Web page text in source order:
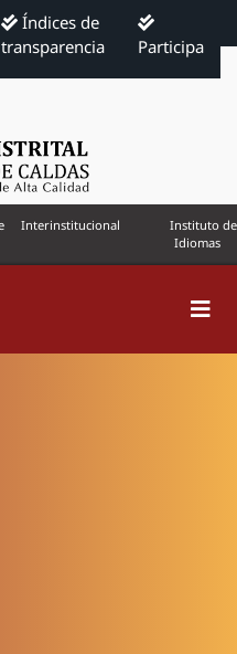
Índices de
transparencia
Participa
Interinstitucional
Instituto de
Idiomas